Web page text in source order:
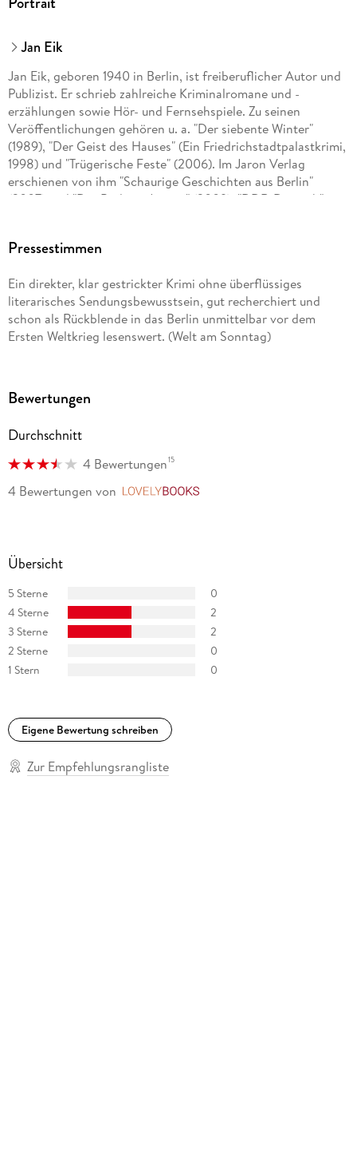
Jan Eik
Jan Eik, geboren 1940 in Berlin, ist freiberuflicher Autor und
Publizist. Er schrieb zahlreiche Kriminalromane und -
erzählungen sowie Hör- und Fernsehspiele. Zu seinen
Veröffentlichungen gehören u. a. "Der siebente Winter"
(1989), "Der Geist des Hauses" (Ein Friedrichstadtpalastkrimi,
1998) und "Trügerische Feste" (2006). Im Jaron Verlag
erschienen von ihm "Schaurige Geschichten aus Berlin"
(2007) und "Der Berliner Jargon" (2009), "DDR-Deutsch"
mit Horst Bosetzky), "Goldmacher" (2010), "In der Falle" (2011)
Pressestimmen
Ein direkter, klar gestrickter Krimi ohne überflüssiges
literarisches Sendungsbewusstsein, gut recherchiert und
schon als Rückblende in das Berlin unmittelbar vor dem
Ersten Weltkrieg lesenswert. (Welt am Sonntag)
Bewertungen
Durchschnitt
4 Bewertungen15
4 Bewertungen von
Übersicht
5 Sterne
0
4 Sterne
2
3 Sterne
2
2 Sterne
0
1 Stern
0
Eigene Bewertung schreiben
Zur Empfehlungsrangliste